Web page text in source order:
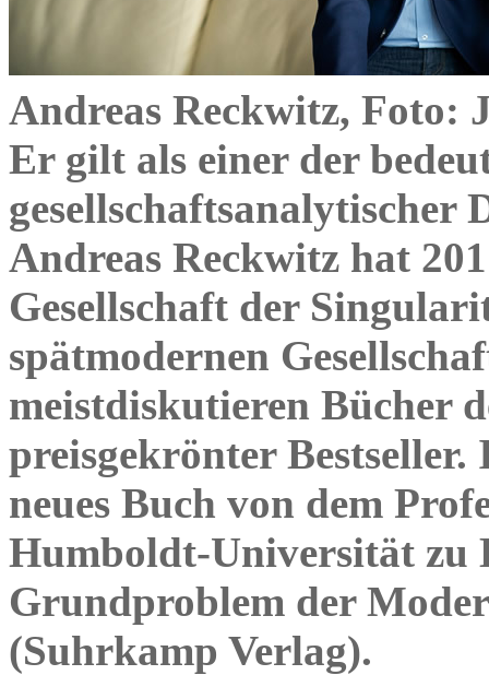
Andreas Reckwitz, Foto:
Er gilt als einer der
gesellschaftsanalytischer
Andreas Reckwitz hat
Gesellschaft der
spätmodernen
meistdiskutieren Bücher
preisgekrönter
neues Buch von dem
Humboldt-Universität zu
Grundproblem der
(Suhrkamp Verlag).